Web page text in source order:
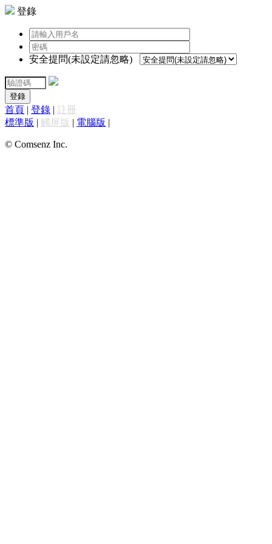
登錄
安全提問(未設定請忽略)
登錄
首頁 | 登錄 | 註冊
標準版 | 觸屏版 | 電腦版 |
© Comsenz Inc.